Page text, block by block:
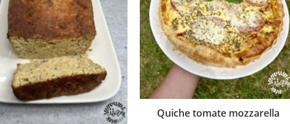
Quiche tomate mozzarella